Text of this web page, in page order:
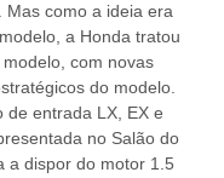
Mas como a ideia era
a Honda tratou
com novas
do modelo.
de entrada LX, EX e
no Salão do
a dispor do motor 1.5